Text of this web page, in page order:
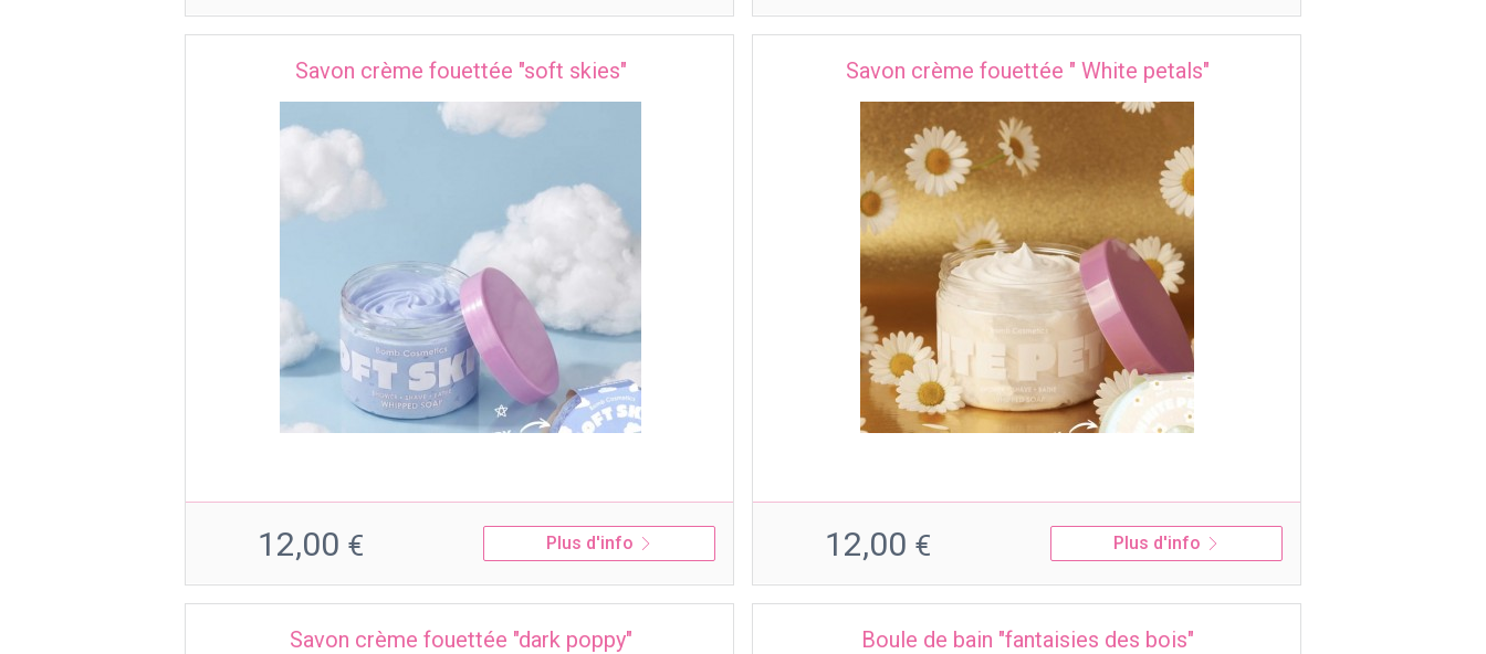
Savon crème fouettée "soft skies"
12,00 € Plus d'info
Savon crème fouettée " White petals"
12,00 € Plus d'info
Savon crème fouettée "dark poppy" Boule de bain "fantaisies des bois"